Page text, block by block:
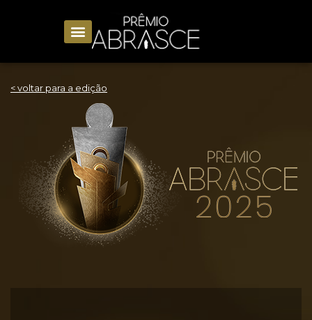
< voltar para a edição